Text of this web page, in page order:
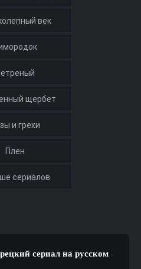
сериал на русском